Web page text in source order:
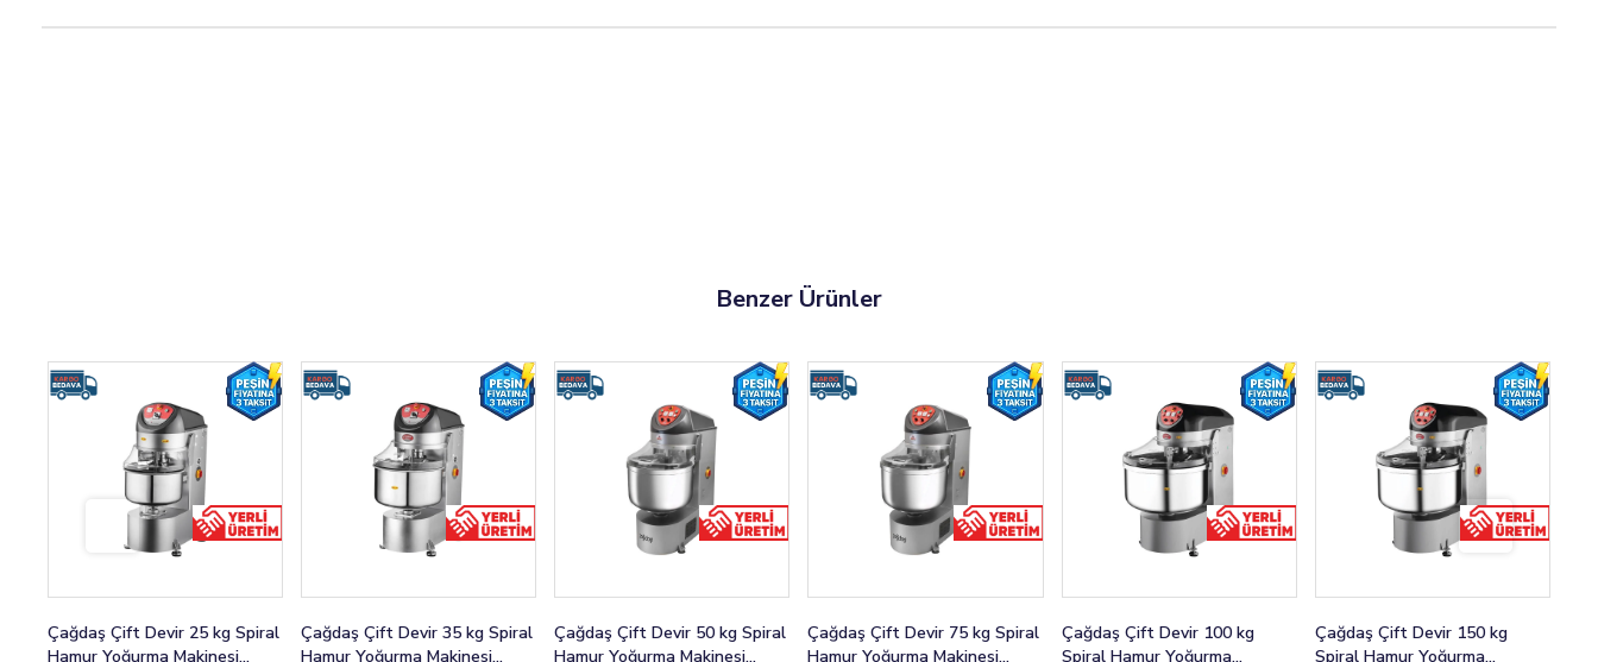
Benzer Ürünler
Çağdaş Çift Devir 25 kg Spiral
Hamur Yoğurma Makinesi
Çağdaş Çift Devir 35 kg Spiral
Hamur Yoğurma Makinesi
Çağdaş Çift Devir 50 kg Spiral
Hamur Yoğurma Makinesi
Çağdaş Çift Devir 75 kg Spiral
Hamur Yoğurma Makinesi
Çağdaş Çift Devir 100 kg
Spiral Hamur Yoğurma
Çağdaş Çift Devir 150 kg
Spiral Hamur Yoğurma